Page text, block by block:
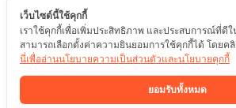
14.การติดต่อบริษัท
บริษัท โปรไลฟ์ พลัส จำกัด (มหาชน)
ที่อยู่:109/8,109/9ถนนสะแกงาม แขวงแ
บางขุนเทียน กรุงเทพมหานคร
อีเมล์:online@prolife.co.th
เว็บไซต์นี้ใช้คุกกี้
เราใช้คุกกี้เพื่อเพิ่มประสิทธิภาพ และประสบการณ์ที่ดี
สามารถเลือกตั้งค่าความยินยอมการใช้คุกกี้ได้ โดยค
นี่เพื่ออ่านนโยบายความเป็นส่วนตัวและนโยบายคุกกี้
ยอมรับทั้งหมด